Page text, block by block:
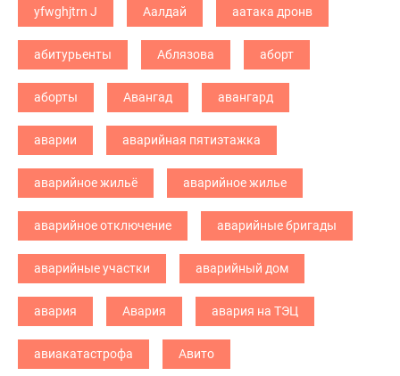
yfwghjtrn J Аалдай аатака дронв
абитурьенты Аблязова аборт
аборты Авангад авангард
аварии аварийная пятиэтажка
аварийное жильё аварийное жилье
аварийное отключение аварийные бригады
аварийные участки аварийный дом
авария Авария авария на ТЭЦ
авиакатастрофа Авито